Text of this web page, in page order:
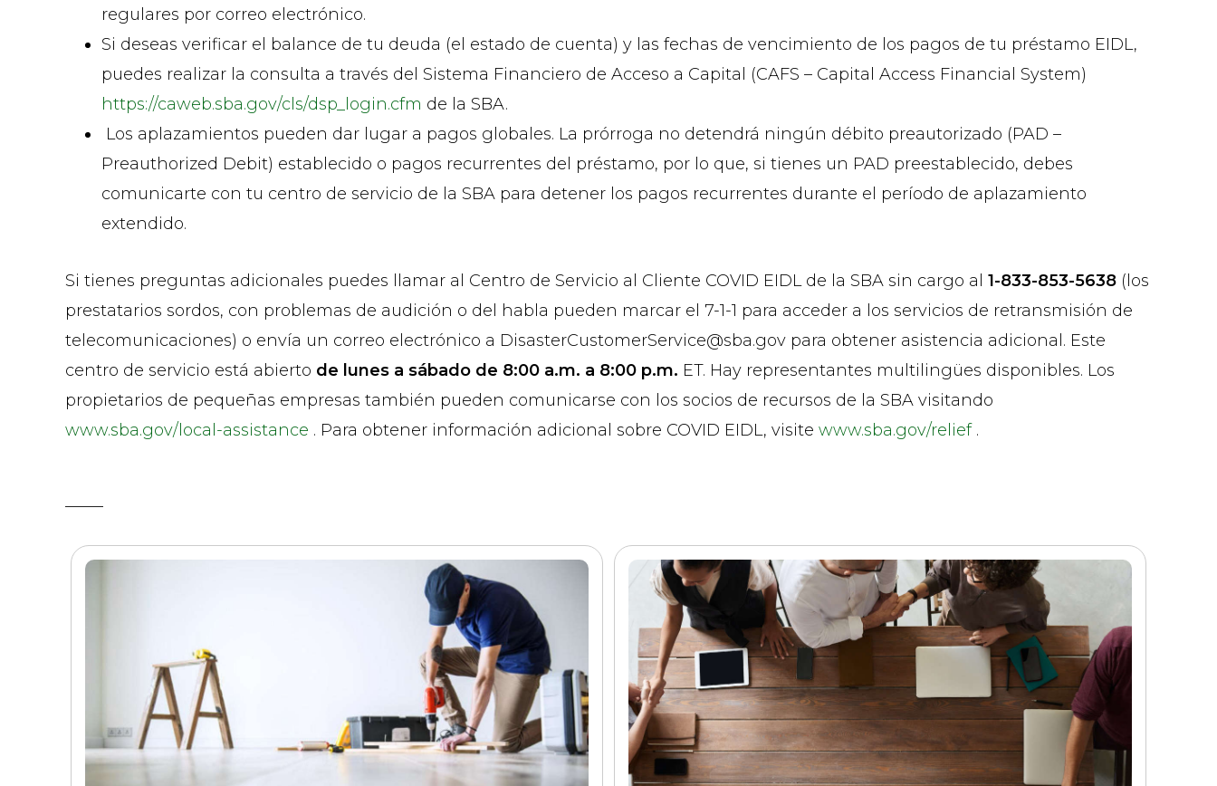
regulares por correo electrónico.
Si deseas verificar el balance de tu deuda (el estado de cuenta) y las fechas de vencimiento de los pagos de tu préstamo EIDL,
puedes realizar la consulta a través del Sistema Financiero de Acceso a Capital (CAFS – Capital Access Financial System)
https://caweb.sba.gov/cls/dsp_login.cfm de la SBA.
Los aplazamientos pueden dar lugar a pagos globales. La prórroga no detendrá ningún débito preautorizado (PAD –
Preauthorized Debit) establecido o pagos recurrentes del préstamo, por lo que, si tienes un PAD preestablecido, debes
comunicarte con tu centro de servicio de la SBA para detener los pagos recurrentes durante el período de aplazamiento
extendido.
Si tienes preguntas adicionales puedes llamar al Centro de Servicio al Cliente COVID EIDL de la SBA sin cargo al 1-833-853-5638 (los
prestatarios sordos, con problemas de audición o del habla pueden marcar el 7-1-1 para acceder a los servicios de retransmisión de
telecomunicaciones) o envía un correo electrónico a DisasterCustomerService@sba.gov para obtener asistencia adicional. Este
centro de servicio está abierto de lunes a sábado de 8:00 a.m. a 8:00 p.m. ET. Hay representantes multilingües disponibles. Los
propietarios de pequeñas empresas también pueden comunicarse con los socios de recursos de la SBA visitando
www.sba.gov/local-assistance . Para obtener información adicional sobre COVID EIDL, visite www.sba.gov/relief.